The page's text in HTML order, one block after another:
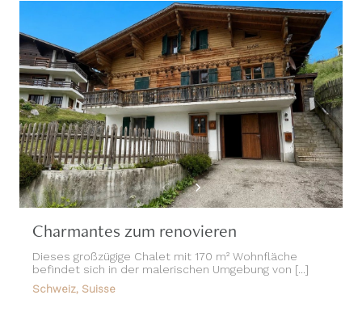
Charmantes zum renovieren
Dieses großzügige Chalet mit 170 m² Wohnfläche
befindet sich in der malerischen Umgebung von [...]
Schweiz, Suisse